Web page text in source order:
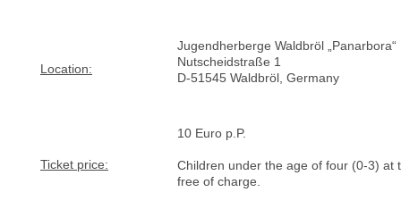
Location:
Jugendherberge Waldbröl
Nutscheidstraße 1
D-51545 Waldbröl, Germany
Ticket price:
10 Euro p.P.
Children under the age of four (0-3) at
free of charge.